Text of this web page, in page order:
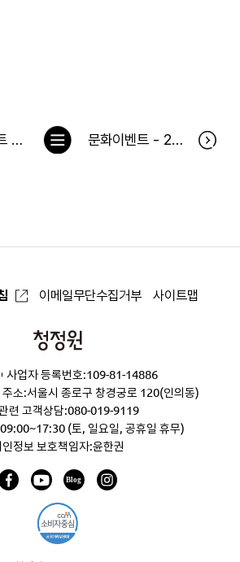
도서증정이벤트 <나는 차라리 부동산과 연애한다> 당첨자 문화이벤트 - 2호선 세입자 3월 24일 공연 당첨자
목
이메일무단수집거부 사이트맵
청
원
사업자 등록번호:109-81-14886
주소:서울시 종로구 창경궁로 120(인의동)
련 고객상담:080-019-9119
(토, 일요일, 공휴일 휴무)
인정보 보호책임자:윤한권